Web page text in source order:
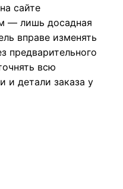
сайте
— лишь досадная
вправе изменять
предварительного
всю
и детали заказа у